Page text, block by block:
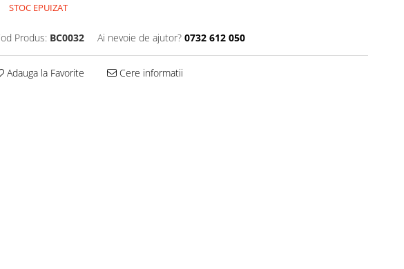
STOC EPUIZAT
Produs: BC0032 Ai nevoie de ajutor? 0732 612 050
Adauga la Favorite Cere informatii